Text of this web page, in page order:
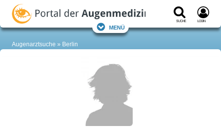
Suche Login
Menü
Augenarztsuche Berlin